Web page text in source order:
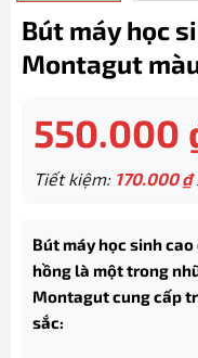
Bút máy học
Montagut
550.000
Tiết kiệm: 170.000₫
Bút máy học sinh
hồng là một trong
Montagut cung cấp
sắc: